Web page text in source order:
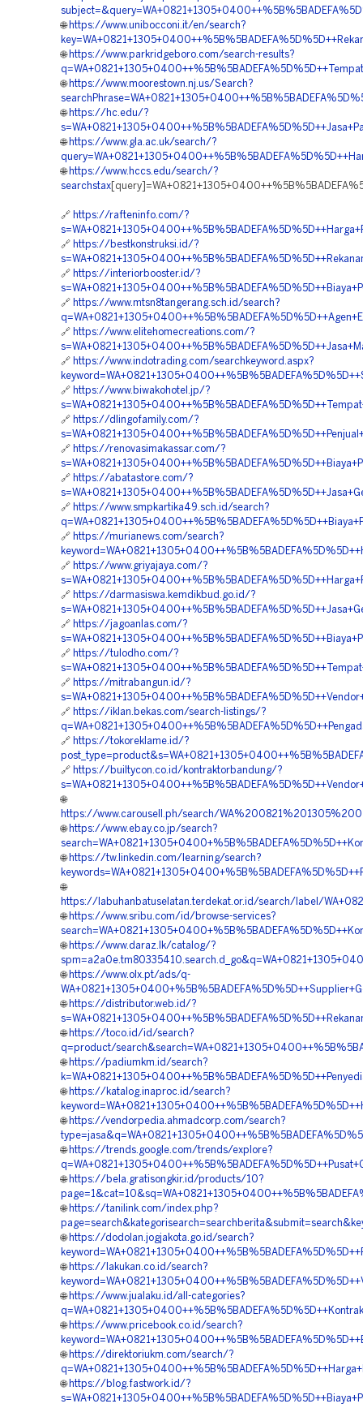
🌐 https://www.unibocconi.it/en/search?
🌐 https://www.parkridgeboro.com/search-results?
🌐 https://www.moorestown.nj.us/Search?
🌐 https://hc.edu/?
🌐 https://www.gla.ac.uk/search/?
🌐 https://www.hccs.edu/search/?
searchstax
🔗 https://rafteninfo.com/?
🔗 https://bestkonstruksi.id/?
🔗 https://interiorbooster.id/?
🔗 https://www.mtsn8tangerang.sch.id/search?
🔗 https://www.elitehomecreations.com/?
🔗 https://www.indotrading.com/searchkeyword.aspx?
🔗 https://www.biwakohotel.jp/?
🔗 https://dlingofamily.com/?
🔗 https://renovasimakassar.com/?
🔗 https://abatastore.com/?
🔗 https://www.smpkartika49.sch.id/search?
🔗 https://murianews.com/search?
🔗 https://www.griyajaya.com/?
🔗 https://darmasiswa.kemdikbud.go.id/?
🔗 https://jagoanlas.com/?
🔗 https://tulodho.com/?
🔗 https://mitrabangun.id/?
🔗 https://iklan.bekas.com/search-listings/?
🔗 https://tokoreklame.id/?
🔗 https://builtycon.co.id/kontraktorbandung/?
🌐
https://www.carousell.ph/search/
🌐 https://www.ebay.co.jp/search?
🌐 https://tw.linkedin.com/learning/search?
🌐
https://labuhanbatuselatan.terdekat.or.id/search/label/
🌐 https://www.sribu.com/id/browse-services?
🌐 https://www.daraz.lk/catalog/?
🌐 https://www.olx.pt/ads/q-
🌐 https://distributor.web.id/?
🌐 https://toco.id/id/search?
q=product/
🌐 https://padiumkm.id/search?
🌐 https://katalog.inaproc.id/search?
🌐 https://vendorpedia.ahmadcorp.com/search?
🌐 https://trends.google.com/trends/explore?
🌐 https://bela.gratisongkir.id/products/10?
🌐 https://tanilink.com/index.php?
🌐 https://dodolan.jogjakota.go.id/search?
🌐 https://lakukan.co.id/search?
🌐 https://www.jualaku.id/all-categories?
🌐 https://www.pricebook.co.id/search?
🌐 https://direktoriukm.com/search/?
🌐 https://blog.fastwork.id/?